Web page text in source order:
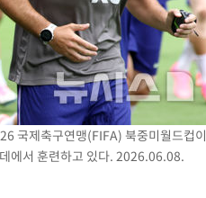
국제축구연맹(FIFA) 북중미월드컵이
에서 훈련하고 있다. 2026.06.08.